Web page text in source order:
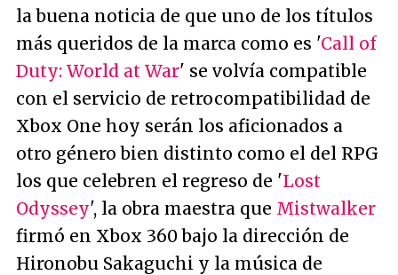
la buena noticia de que uno de los títulos
más queridos de la marca como es 'Call of
Duty: World at War' se volvía compatible
con el servicio de retrocompatibilidad de
Xbox One hoy serán los aficionados a
otro género bien distinto como el del RPG
los que celebren el regreso de 'Lost
Odyssey', la obra maestra que Mistwalker
firmó en Xbox 360 bajo la dirección de
Hironobu Sakaguchi y la música de